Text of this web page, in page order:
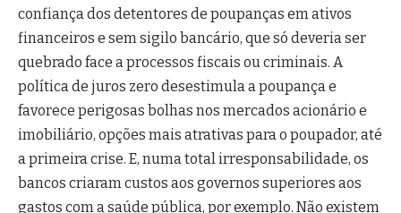
confiança dos detentores de poupanças em ativos
financeiros e sem sigilo bancário, que só deveria ser
quebrado face a processos fiscais ou criminais. A
política de juros zero desestimula a poupança e
favorece perigosas bolhas nos mercados acionário e
imobiliário, opções mais atrativas para o poupador, até
a primeira crise. E, numa total irresponsabilidade, os
bancos criaram custos aos governos superiores aos
gastos com a saúde pública, por exemplo. Não existem